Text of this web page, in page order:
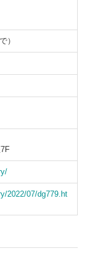
）
2022/07/dg779.ht